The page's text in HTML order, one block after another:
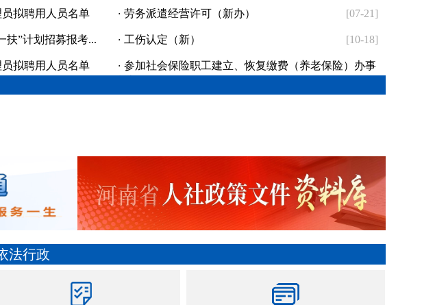
拟聘用人员名单
扶”计划招募报考...
拟聘用人员名单
· 劳务派遣经营许可（新办） [07-21]
· 工伤认定（新） [10-18]
· 参加社会保险职工建立、恢复缴费（养老保险）办事
法行政